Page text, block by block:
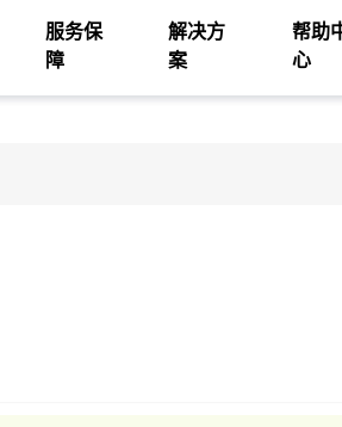
服务保
障
解决方
案
帮助
心